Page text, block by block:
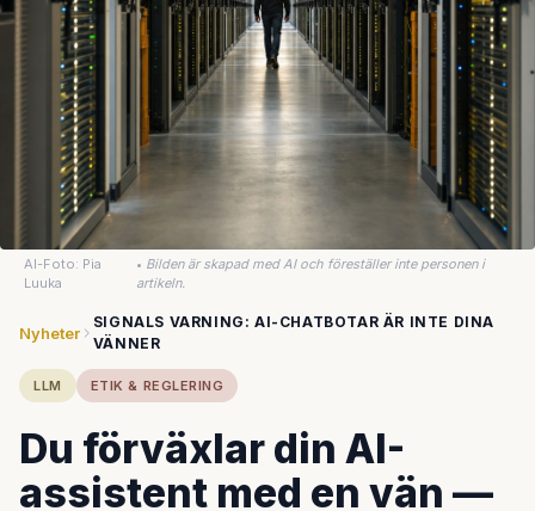
AI-Foto: Pia
Luuka
• Bilden är skapad med AI och föreställer inte personen i
artikeln.
Nyheter
SIGNALS VARNING: AI-CHATBOTAR ÄR INTE DINA
VÄNNER
LLM ETIK & REGLERING
Du förväxlar din AI-
assistent med en vän —